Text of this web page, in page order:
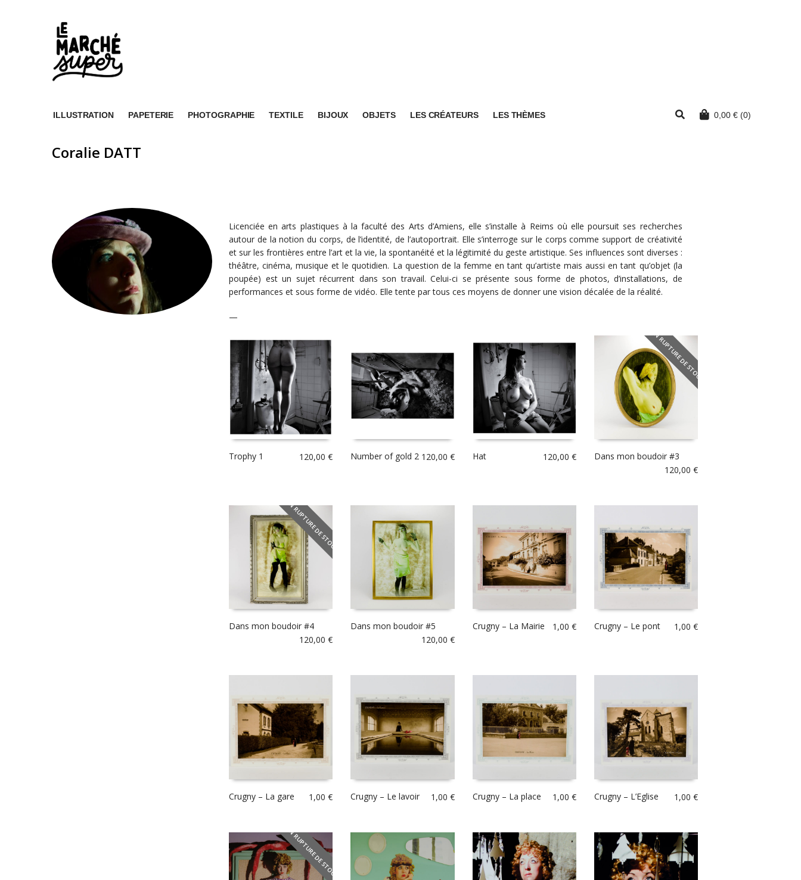
ILLUSTRATION PAPETERIE PHOTOGRAPHIE TEXTILE BIJOUX OBJETS LES CRÉATEURS LES THÈMES 0,00 € (0)
Coralie DATT
Licenciée en arts plastiques à la faculté des Arts d’Amiens, elle s’installe à Reims où elle poursuit ses recherches
autour de la notion du corps, de l’identité, de l’autoportrait. Elle s’interroge sur le corps comme support de créativité
et sur les frontières entre l’art et la vie, la spontanéité et la légitimité du geste artistique. Ses influences sont diverses :
théâtre, cinéma, musique et le quotidien. La question de la femme en tant qu’artiste mais aussi en tant qu’objet (la
poupée) est un sujet récurrent dans son travail. Celui-ci se présente sous forme de photos, d’installations, de
performances et sous forme de vidéo. Elle tente par tous ces moyens de donner une vision décalée de la réalité.
—
Trophy 1 120,00€ Number of gold 2 120,00 € Hat 120,00€
EN RUPTURE DE STOCK
Dans mon boudoir #3
120,00€
EN RUPTURE DE STOCK
Dans mon boudoir #4
120,00€
Dans mon boudoir #5
120,00 €
Crugny – La Mairie 1,00€ Crugny – Le pont 1,00€
Crugny – La gare 1,00€ Crugny – Le lavoir 1,00 € Crugny – La place 1,00€ Crugny – L’Eglise 1,00€
EN RUPTURE DE STOCK